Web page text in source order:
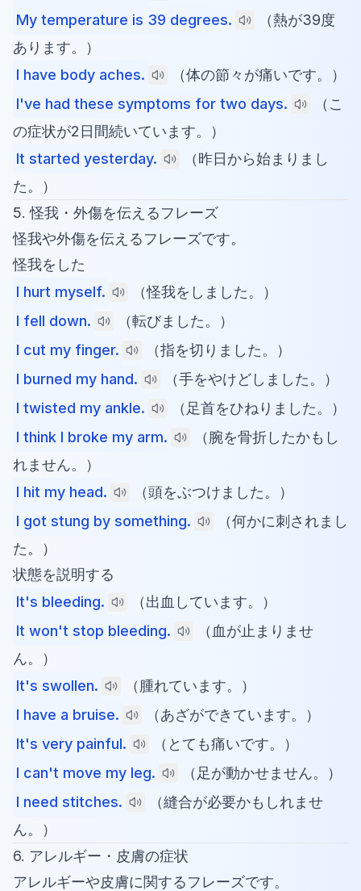
My temperature is 39 degrees.
（熱が39度
あります。）
I have body aches.
（体の節々が痛いです。）
I've had these symptoms for two days.
（こ
の症状が2日間続いています。）
It started yesterday.
（昨日から始まりまし
た。）
5. 怪我・外傷を伝えるフレーズ
怪我や外傷を伝えるフレーズです。
怪我をした
I hurt myself.
（怪我をしました。）
I fell down.
（転びました。）
I cut my finger.
（指を切りました。）
I burned my hand.
（手をやけどしました。）
I twisted my ankle.
（足首をひねりました。）
I think I broke my arm.
（腕を骨折したかもし
れません。）
I hit my head.
（頭をぶつけました。）
I got stung by something.
（何かに刺されまし
た。）
状態を説明する
It's bleeding.
（出血しています。）
It won't stop bleeding.
（血が止まりませ
ん。）
It's swollen.
（腫れています。）
I have a bruise.
（あざができています。）
It's very painful.
（とても痛いです。）
I can't move my leg.
（足が動かせません。）
I need stitches.
（縫合が必要かもしれませ
ん。）
6. アレルギー・皮膚の症状
アレルギーや皮膚に関するフレーズです。